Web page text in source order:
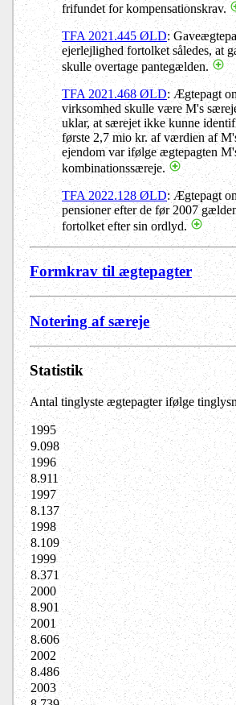
frifundet for kompensationskrav.
TFA 2021.445 ØLD:
ejerlejlighed fortolket således, at
skulle overtage pantegælden.
TFA 2021.468 ØLD: Ægtepagt
virksomhed skulle være M's
uklar, at særejet ikke kunne
første 2,7 mio kr. af værdien af
ejendom var ifølge ægtepagten
kombinationssæreje.
TFA 2022.128 ØLD: Ægtepagt
pensioner efter de før 2007
fortolket efter sin ordlyd.
Formkrav til ægtepagter
Notering af særeje
Statistik
Antal tinglyste ægtepagter ifølge
1995
9.098
1996
8.911
1997
8.137
1998
8.109
1999
8.371
2000
8.901
2001
8.606
2002
8.486
2003